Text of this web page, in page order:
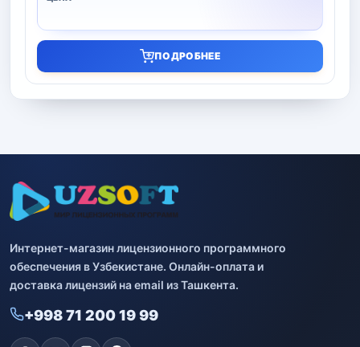
ПОДРОБНЕЕ
Интернет-магазин лицензионного программного
обеспечения в Узбекистане. Онлайн-оплата и
доставка лицензий на email из Ташкента.
+998 71 200 19 99